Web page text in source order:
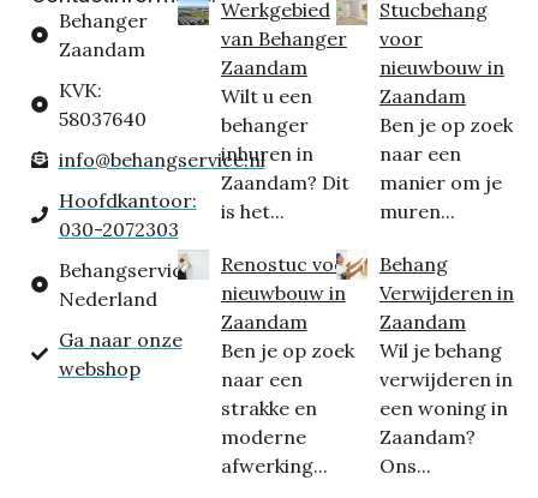
Behanger
Zaandam
KVK:
58037640
info@behangservice.nl
Hoofdkantoor:
030-2072303
Behangservice
Nederland
Ga naar onze
webshop
Werkgebied
van Behanger
Zaandam
Wilt u een
behanger
inhuren in
Zaandam? Dit
is het...
Renostuc voor
nieuwbouw in
Zaandam
Ben je op zoek
naar een
strakke en
moderne
afwerking...
Stucbehang
voor
nieuwbouw in
Zaandam
Ben je op zoek
naar een
manier om je
muren...
Behang
Verwijderen in
Zaandam
Wil je behang
verwijderen in
een woning in
Zaandam?
Ons...